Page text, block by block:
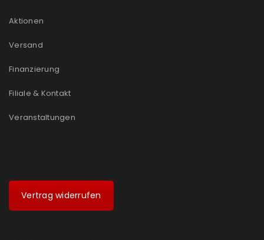
Aktionen
Versand
Finanzierung
Filiale & Kontakt
Veranstaltungen
Vertrag widerrufen